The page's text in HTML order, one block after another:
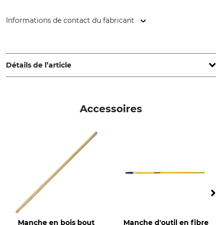
Informations de contact du fabricant
58553 Halver, Germany, www.flora.biz
Détails de l’article
Accessoires
Manche en bois bout
Manche d'outil en fibre